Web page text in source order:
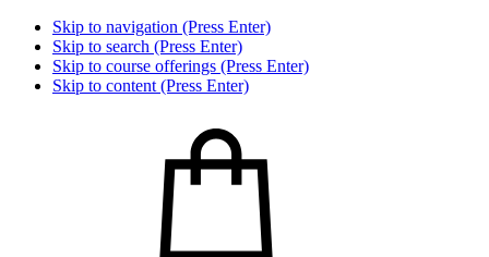
Skip to navigation (Press Enter)
Skip to search (Press Enter)
Skip to course offerings (Press Enter)
Skip to content (Press Enter)